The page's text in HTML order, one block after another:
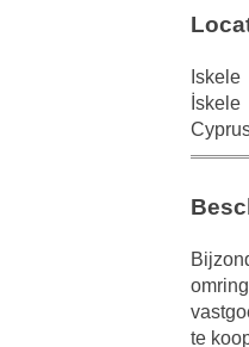
Iskele
İskele
te